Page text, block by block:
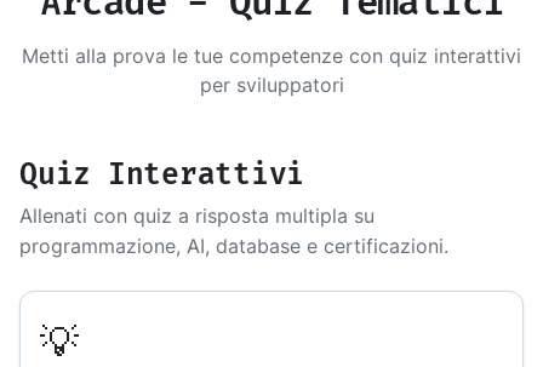
Metti alla prova le tue competenze con quiz interattivi
per sviluppatori
Quiz Interattivi
Allenati con quiz a risposta multipla su
programmazione, AI, database e certificazioni.
💡